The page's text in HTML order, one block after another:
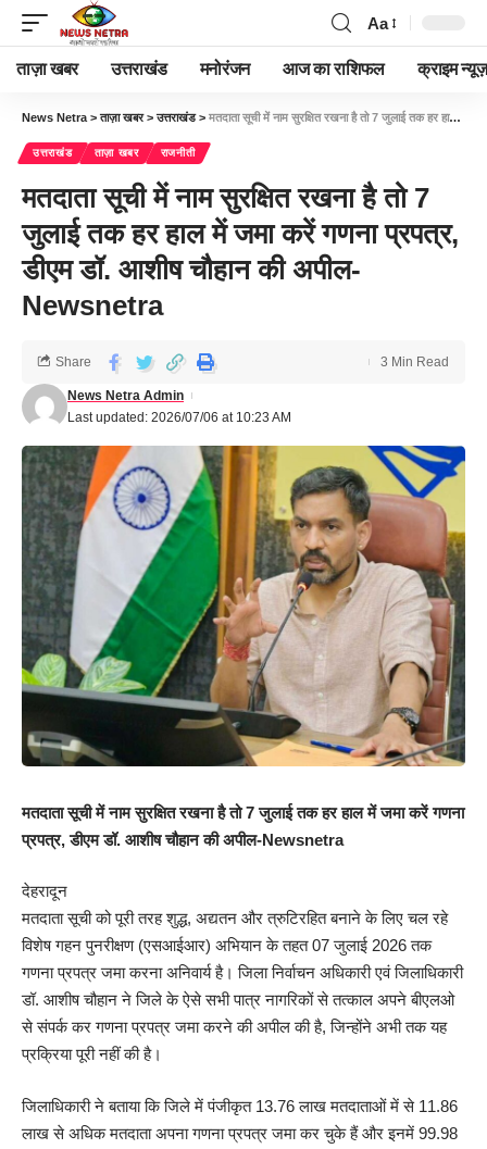
Aa
ताज़ा खबर उत्तराखंड मनोरंजन आज का राशिफल क्राइम न्यूज़
News Netra >ताज़ा खबर>उत्तराखंड> मतदाता सूची में नाम सुरक्षित रखना है तो 7 जुलाई तक हर हाल में जमा करें गणना प्रपत्र, डीएम डॉ. आशीष चौहान की अपील-Newsnetra
उत्तराखंड ताज़ा खबर राजनीती
मतदाता सूची में नाम सुरक्षित रखना है तो 7
जुलाई तक हर हाल में जमा करें गणना प्रपत्र,
डीएम डॉ. आशीष चौहान की अपील-
Newsnetra
Last updated: 2026/07/06 at 10:23 AM
News Netra Admin
Share 3 Min Read
मतदाता सूची में नाम सुरक्षित रखना है तो 7 जुलाई तक हर हाल में जमा करें गणना
प्रपत्र, डीएम डॉ. आशीष चौहान की अपील-Newsnetra
देहरादून
मतदाता सूची को पूरी तरह शुद्ध, अद्यतन और त्रुटिरहित बनाने के लिए चल रहे
विशेष गहन पुनरीक्षण (एसआईआर) अभियान के तहत 07 जुलाई 2026 तक
गणना प्रपत्र जमा करना अनिवार्य है। जिला निर्वाचन अधिकारी एवं जिलाधिकारी
डॉ. आशीष चौहान ने जिले के ऐसे सभी पात्र नागरिकों से तत्काल अपने बीएलओ
से संपर्क कर गणना प्रपत्र जमा करने की अपील की है, जिन्होंने अभी तक यह
प्रक्रिया पूरी नहीं की है।
जिलाधिकारी ने बताया कि जिले में पंजीकृत 13.76 लाख मतदाताओं में से 11.86
लाख से अधिक मतदाता अपना गणना प्रपत्र जमा कर चुके हैं और इनमें 99.98